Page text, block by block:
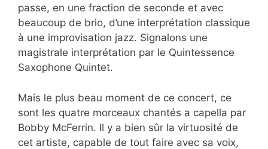
passe, en une fraction de seconde et avec
beaucoup de brio, d’une interprétation classique
à une improvisation jazz. Signalons une
magistrale interprétation par le Quintessence
Saxophone Quintet.
Mais le plus beau moment de ce concert, ce
sont les quatre morceaux chantés a capella par
Bobby McFerrin. Il y a bien sûr la virtuosité de
cet artiste, capable de tout faire avec sa voix,